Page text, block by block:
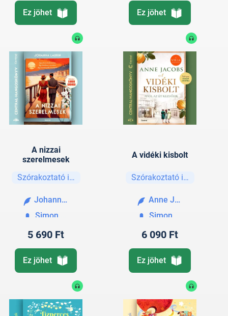
Ez jöhet Ez jöhet
A nizzai
szerelmesek
Szórakoztató irodalom
Johanna Laurin
Simon Andrea
5 690 Ft
Ez jöhet
A vidéki kisbolt
Szórakoztató irodalom
Anne Jacobs
Simon Andrea
6 090 Ft
Ez jöhet